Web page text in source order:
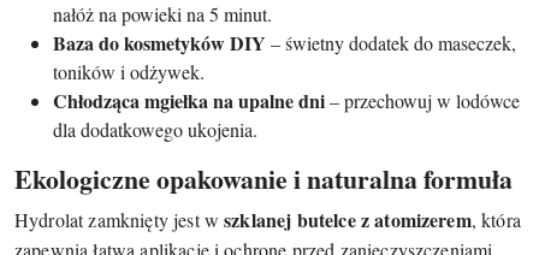
nałóż na powieki na 5 minut.
Baza do kosmetyków DIY – świetny dodatek do maseczek,
toników i odżywek.
Chłodząca mgiełka na upalne dni– przechowuj w lodówce
dla dodatkowego ukojenia.
Ekologiczne opakowanie i naturalna formuła
Hydrolat zamknięty jest wszklanej butelce z atomizerem, która
zapewnia łatwą aplikację i ochronę przed zanieczyszczeniami.